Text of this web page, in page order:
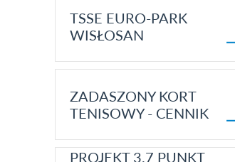
TSSE EURO-PARK
WISŁOSAN
ZADASZONY KORT
TENISOWY - CENNIK
PROJEKT 3.7 PUNKT